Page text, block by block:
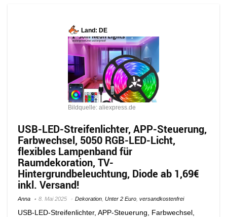
Land: DE
Bildquelle: aliexpress.de
USB-LED-Streifenlichter, APP-Steuerung,
Farbwechsel, 5050 RGB-LED-Licht,
flexibles Lampenband für
Raumdekoration, TV-
Hintergrundbeleuchtung, Diode ab 1,69€
inkl. Versand!
Anna 8. Mai 2025 Dekoration Unter 2 Euro versandkostenfrei
USB-LED-Streifenlichter, APP-Steuerung, Farbwechsel,